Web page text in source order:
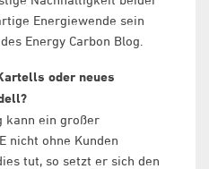
Energiewende sein
Energy Carbon Blog.
oder neues
kann ein großer
nicht ohne Kunden
tut, so setzt er sich den